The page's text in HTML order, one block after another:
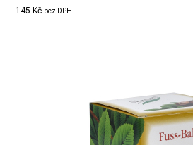
145 Kč bez DPH